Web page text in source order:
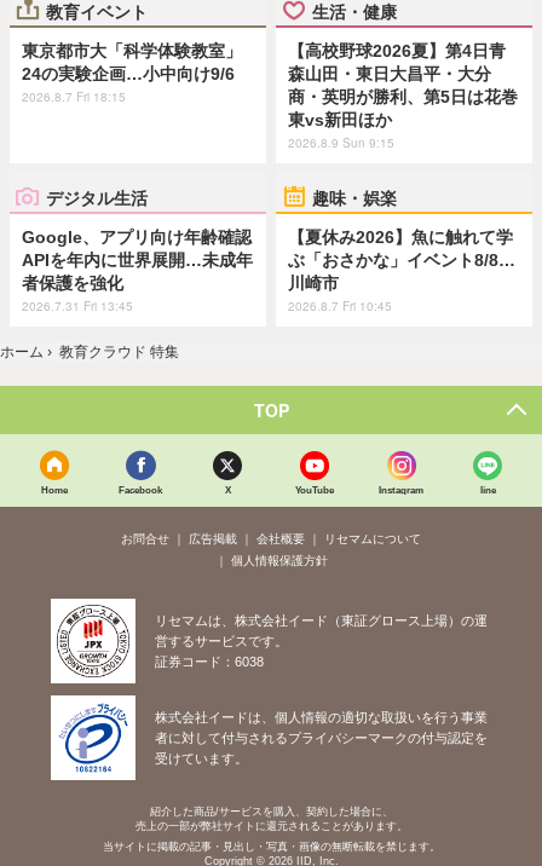
教育イベント
東京都市大「科学体験教室」
24の実験企画…小中向け9/6
2026.8.7 Fri 18:15
生活・健康
【高校野球2026夏】第4日青
森山田・東日大昌平・大分
商・英明が勝利、第5日は花巻
東vs新田ほか
2026.8.9 Sun 9:15
デジタル生活
Google、アプリ向け年齢確認
APIを年内に世界展開…未成年
者保護を強化
2026.7.31 Fri 13:45
趣味・娯楽
【夏休み2026】魚に触れて学
ぶ「おさかな」イベント8/8…
川崎市
2026.8.7 Fri 10:45
ホーム › 教育クラウド 特集
TOP
Home Facebook X YouTube Instagram line
お問合せ 広告掲載 会社概要
リセマムについて
個人情報保護方針
リセマムは、株式会社イード（東証グロース上場）の運
営するサービスです。
証券コード：6038
株式会社イードは、個人情報の適切な取扱いを行う事業
者に対して付与されるプライバシーマークの付与認定を
受けています。
紹介した商品/サービスを購入、契約した場合に、
売上の一部が弊社サイトに還元されることがあります。
当サイトに掲載の記事・見出し・写真・画像の無断転載を禁じます。
Copyright © 2026 IID, Inc.